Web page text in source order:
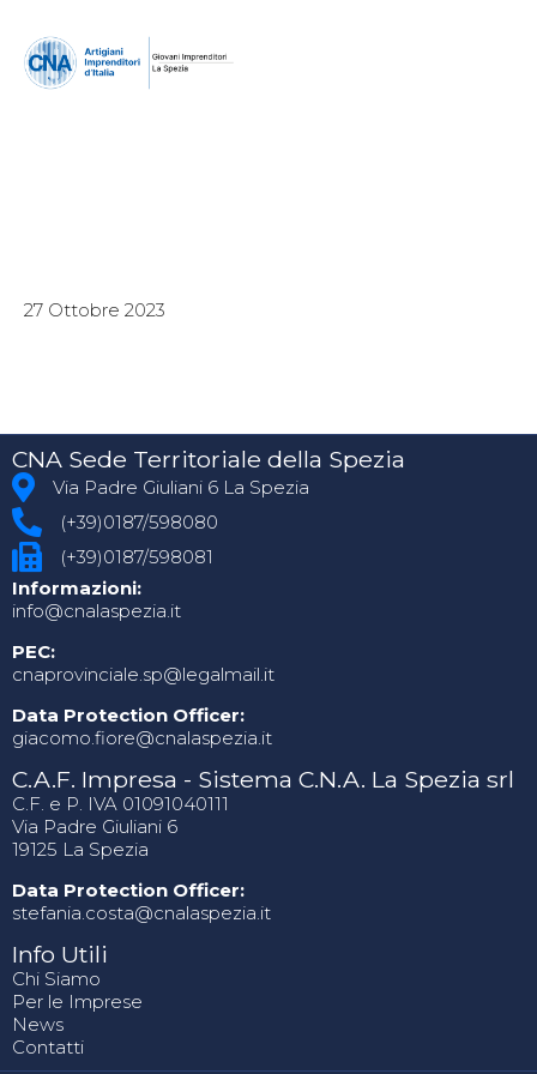
27 Ottobre 2023
CNA Sede Territoriale della Spezia
Via Padre Giuliani 6 La Spezia
(+39)0187/598080
(+39)0187/598081
Informazioni:
info@cnalaspezia.it
PEC:
cnaprovinciale.sp@legalmail.it
Data Protection Officer:
giacomo.fiore@cnalaspezia.it
C.A.F. Impresa - Sistema C.N.A. La Spezia srl
C.F. e P. IVA 01091040111
Via Padre Giuliani 6
19125 La Spezia
Data Protection Officer:
stefania.costa@cnalaspezia.it
Info Utili
Chi Siamo
Per le Imprese
News
Contatti